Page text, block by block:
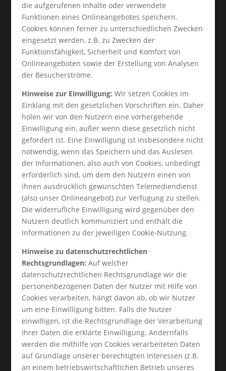
die aufgerufenen Inhalte oder verwendete
Funktionen eines Onlineangebotes speichern.
Cookies können ferner zu unterschiedlichen Zwecken
eingesetzt werden, z.B. zu Zwecken der
Funktionsfähigkeit, Sicherheit und Komfort von
Onlineangeboten sowie der Erstellung von Analysen
der Besucherströme.
Hinweise zur Einwilligung: Wir setzen Cookies im
Einklang mit den gesetzlichen Vorschriften ein. Daher
holen wir von den Nutzern eine vorhergehende
Einwilligung ein, außer wenn diese gesetzlich nicht
gefordert ist. Eine Einwilligung ist insbesondere nicht
notwendig, wenn das Speichern und das Auslesen
der Informationen, also auch von Cookies, unbedingt
erforderlich sind, um dem den Nutzern einen von
ihnen ausdrücklich gewünschten Telemediendienst
(also unser Onlineangebot) zur Verfügung zu stellen.
Die widerrufliche Einwilligung wird gegenüber den
Nutzern deutlich kommuniziert und enthält die
Informationen zu der jeweiligen Cookie-Nutzung.
Hinweise zu datenschutzrechtlichen
Rechtsgrundlagen: Auf welcher
datenschutzrechtlichen Rechtsgrundlage wir die
personenbezogenen Daten der Nutzer mit Hilfe von
Cookies verarbeiten, hängt davon ab, ob wir Nutzer
um eine Einwilligung bitten. Falls die Nutzer
einwilligen, ist die Rechtsgrundlage der Verarbeitung
Ihrer Daten die erklärte Einwilligung. Andernfalls
werden die mithilfe von Cookies verarbeiteten Daten
auf Grundlage unserer berechtigten Interessen (z.B.
an einem betriebswirtschaftlichen Betrieb unseres